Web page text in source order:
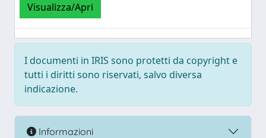
Visualizza/Apri
I documenti in IRIS sono protetti da copyright e
tutti i diritti sono riservati, salvo diversa
indicazione.
Informazioni